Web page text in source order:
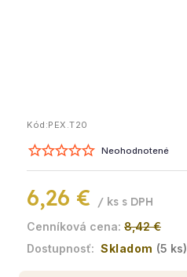
Kód:PEX.T20
Neohodnotené
8,42 €
6,26 € / ks
Skladom (5 ks)